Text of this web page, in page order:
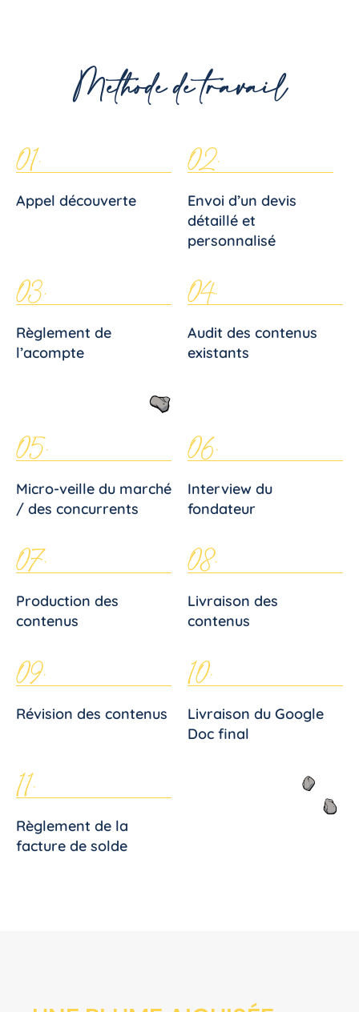
Méthode de travail
01.
Appel découverte
02.
Envoi d’un devis
détaillé et
personnalisé
03.
Règlement de
l’acompte
04.
Audit des contenus
existants
05.
Micro-veille du marché
/ des concurrents
06.
Interview du
fondateur
07.
Production des
contenus
08.
Livraison des
contenus
09.
Révision des contenus
10.
Livraison du Google
Doc final
11.
Règlement de la
facture de solde